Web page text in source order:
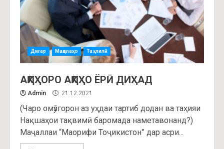
Дигар Мақолаҳо Таҳлилӣ
АҚЛҲОРО АҚЛҲО ЁРӢ ДИҲАД
Admin 21.12.2021
(Чаро омӯзгорон аз уҳдаи тартиб додан ва таҳияи
Нақшаҳои тақвимӣ баромада наметавонанд?)
Маҷаллаи “Маорифи Тоҷикистон” дар асри...